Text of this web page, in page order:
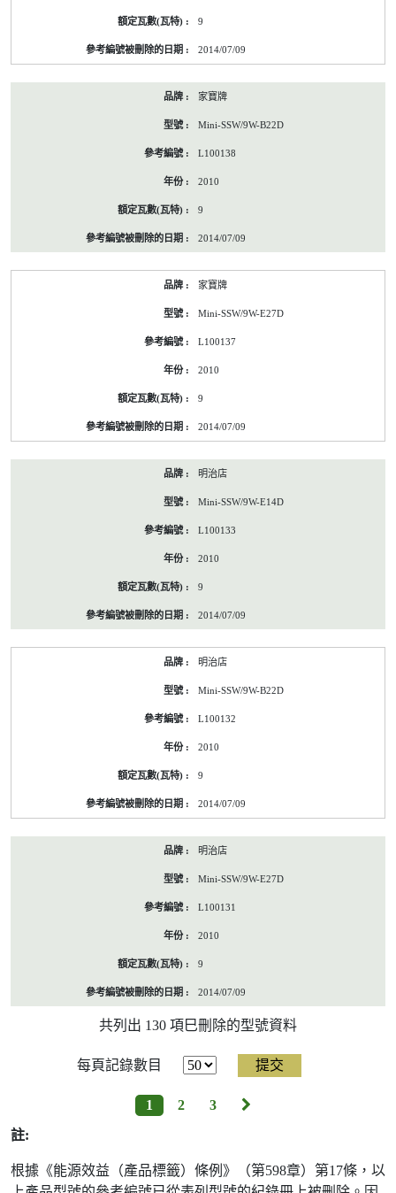
9
2014/07/09
家寶牌
Mini-SSW/9W-B22D
L100138
2010
9
2014/07/09
家寶牌
Mini-SSW/9W-E27D
L100137
2010
9
2014/07/09
明治店
Mini-SSW/9W-E14D
L100133
2010
9
2014/07/09
明治店
Mini-SSW/9W-B22D
L100132
2010
9
2014/07/09
明治店
Mini-SSW/9W-E27D
L100131
2010
9
2014/07/09
共列出 130 項巳刪除的型號資料
每頁記錄數目
1 2 3
下
註:
根據《能源效益（產品標籤）條例》（第598章）第17條，以